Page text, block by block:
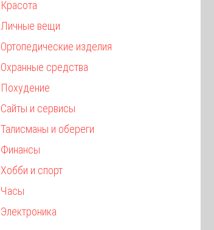
Красота
Личные вещи
Ортопедические изделия
Охранные средства
Похудение
Сайты и сервисы
Талисманы и обереги
Финансы
Хобби и спорт
Часы
Электроника